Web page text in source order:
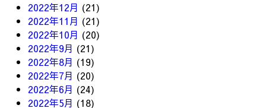
2022年12月 (21)
2022年11月 (21)
2022年10月 (20)
2022年9月 (21)
2022年8月 (19)
2022年7月 (20)
2022年6月 (24)
2022年5月 (18)